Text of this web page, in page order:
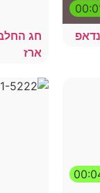
חג
ארז